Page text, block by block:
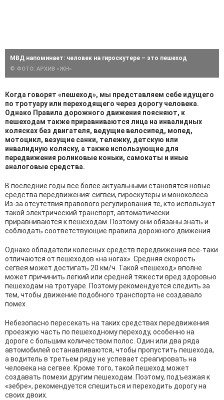
МВД напоминает: человек на гироскутере – это пешеход
© ФОТО: АРХИВ «ЖН»
Когда говорят «пешеход», мы представляем себе идущего
по тротуару или переходящего через дорогу человека.
Однако Правила дорожного движения поясняют, к
пешеходам также приравниваются лица на инвалидных
колясках без двигателя, ведущие велосипед, мопед,
мотоцикл, везущие санки, тележку, детскую или
инвалидную коляску, а также использующие для
передвижения роликовые коньки, самокаты и иные
аналоговые средства.
В последние годы все более актуальными становятся новые
средства передвижения: сигвеи, гироскутеры и моноколеса.
Из-за отсутствия правового регулирования те, кто использует
такой электрический транспорт, автоматически
приравниваются к пешеходам. Поэтому они обязаны знать и
соблюдать соответствующие правила дорожного движения.
Однако обладатели колесных средств передвижения все-таки
отличаются от пешеходов «на ногах». Средняя скорость
сегвея может достигать 20 км/ч. Такой «пешеход» вполне
может причинить легкий или средней тяжести вред здоровью
пешеходам на тротуаре. Поэтому рекомендуется следить за
тем, чтобы движение подобного транспорта не создавало
помех.
Небезопасно пересекать на таких средствах передвижения
проезжую часть по пешеходному переходу, особенно на
дороге с большим количеством полос. Один или два ряда
автомобилей останавливаются, чтобы пропустить пешехода,
а водитель в третьем ряду не успевает среагировать на
человека на сегвее. Кроме того, такой пешеход может
создавать помехи другим пешеходам. Поэтому, подъезжая к
«зебре», рекомендуется спешиться и переходить дорогу на
своих двоих.